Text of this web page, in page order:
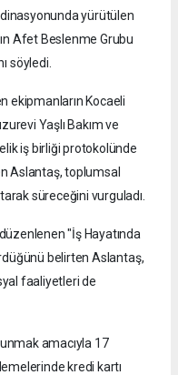
yürütülen
Afet Beslenme Grubu
söyledi.
ekipmanların Kocaeli
Yaşlı Bakım ve
iş birliği protokolünde
Aslantaş, toplumsal
süreceğini vurguladı.
"İş Hayatında
belirten Aslantaş,
faaliyetleri de
amacıyla 17
kredi kartı